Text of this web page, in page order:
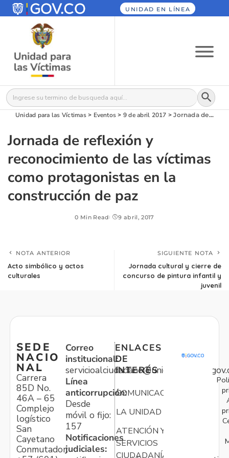
UNIDAD EN LÍNEA
Buscar: Botón
Unidad para las Víctimas> Eventos > 9 de abril 2017 >Jornada de reflexión y reconocimiento de las víctimas como protagonistas en la construcción de paz
Jornada de reflexión y
reconocimiento de las víctimas
como protagonistas en la
construcción de paz
0 Min Read 9 abril, 2017
NOTA ANTERIOR
Acto simbólico y actos
culturales
SIGUIENTE NOTA
Jornada cultural y cierre de
concurso de pintura infantil y
juvenil
SEDE
NACIO
NAL
Carrera
85D No.
46A – 65
Complejo
logístico
San
Cayetano
Conmutador:
Correo
institucional:
Línea
anticorrupción:
Desde
móvil o fijo:
157
Notificaciones
judiciales:
ENLACES
DE
INTERÉS
COMUNICACIONES
LA UNIDAD
ATENCIÓN Y
SERVICIOS
CIUDADANÍA